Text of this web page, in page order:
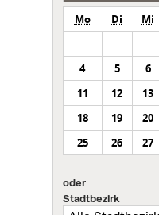
Mo Di Mi
4
5 6
11
12 13
18
19 20
25
26 27
oder
Stadtbezirk